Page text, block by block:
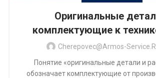
Оригинальные
комплектующие к
Cherepovec@armos-
Понятие «оригинальные детали и
обозначает комплектующие от